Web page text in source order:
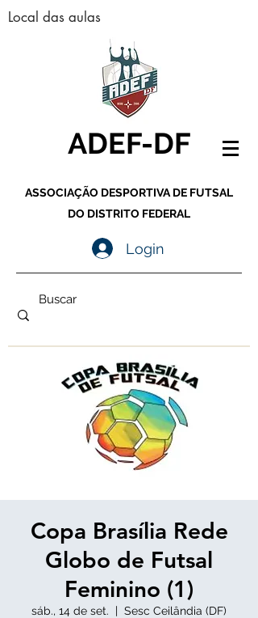
Local das aulas
ADEF-DF
ASSOCIAÇÃO DESPORTIVA DE FUTSAL
DO DISTRITO FEDERAL
Login
Copa Brasília Rede
Globo de Futsal
Feminino (1)
sáb., 14 de set.
  |
Sesc Ceilândia (DF)